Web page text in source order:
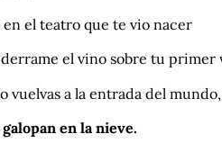
en el teatro que te vio nacer
el vino sobre tu primer
vuelvas a la entrada del
en la nieve.